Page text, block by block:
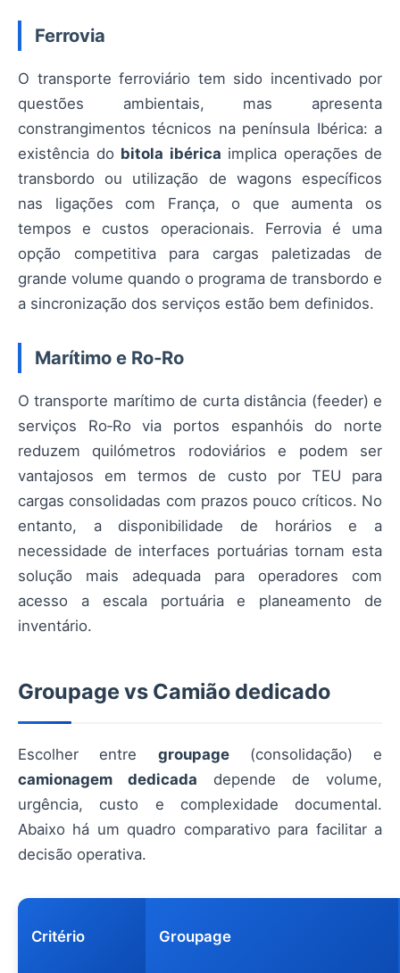
Ferrovia
O transporte ferroviário tem sido incentivado por
questões ambientais, mas apresenta
constrangimentos técnicos na península Ibérica: a
existência do bitola ibérica implica operações de
transbordo ou utilização de wagons específicos
nas ligações com França, o que aumenta os
tempos e custos operacionais. Ferrovia é uma
opção competitiva para cargas paletizadas de
grande volume quando o programa de transbordo e
a sincronização dos serviços estão bem definidos.
Marítimo e Ro‑Ro
O transporte marítimo de curta distância (feeder) e
serviços Ro‑Ro via portos espanhóis do norte
reduzem quilómetros rodoviários e podem ser
vantajosos em termos de custo por TEU para
cargas consolidadas com prazos pouco críticos. No
entanto, a disponibilidade de horários e a
necessidade de interfaces portuárias tornam esta
solução mais adequada para operadores com
acesso a escala portuária e planeamento de
inventário.
Groupage vs Camião dedicado
Escolher entre groupage(consolidação) e
camionagem dedicada depende de volume,
urgência, custo e complexidade documental.
Abaixo há um quadro comparativo para facilitar a
decisão operativa.
Critério Groupage